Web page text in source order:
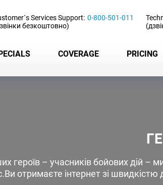
Services Support:
безкоштовно)
0-800-501-011
COVERAGE PRICING
героїв – учасників бойових дій –
отримаєте інтернет зі